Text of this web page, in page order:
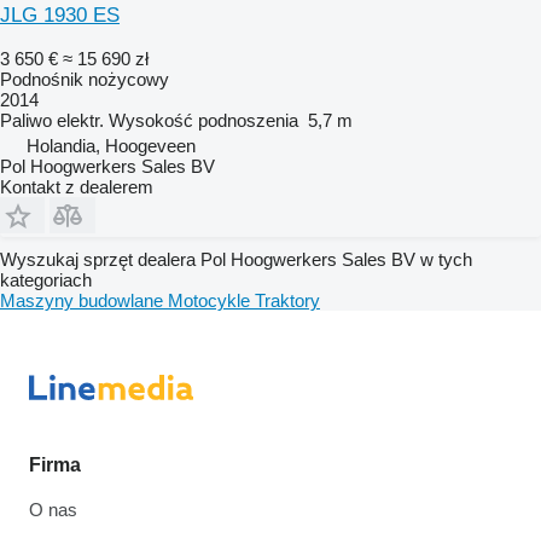
JLG 1930 ES
3 650 € ≈ 15 690 zł
Podnośnik nożycowy
2014
Paliwo elektr. Wysokość podnoszenia 5,7 m
Holandia, Hoogeveen
Pol Hoogwerkers Sales BV
Kontakt z dealerem
Wyszukaj sprzęt dealera Pol Hoogwerkers Sales BV w tych
kategoriach
Maszyny budowlane Motocykle Traktory
Firma
O nas